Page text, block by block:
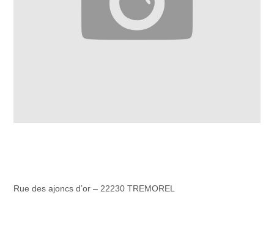
Rue des ajoncs d’or – 22230 TREMOREL